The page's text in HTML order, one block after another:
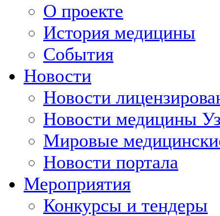
О проекте
История медицины
События
Новости
Новости
Новости медицины
Мировые
Новости портала
Мероприятия
Конкурсы и тендеры